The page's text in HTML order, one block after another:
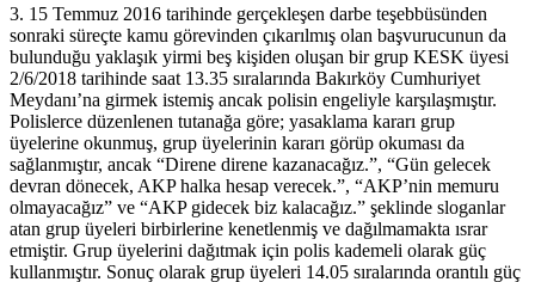
3. 15 Temmuz 2016 tarihinde gerçekleşen darbe teşebbüsünden
sonraki süreçte kamu görevinden çıkarılmış olan başvurucunun da
bulunduğu yaklaşık yirmi beş kişiden oluşan bir grup KESK üyesi
2/6/2018 tarihinde saat 13.35 sıralarında Bakırköy Cumhuriyet
Meydanı’na girmek istemiş ancak polisin engeliyle karşılaşmıştır.
Polislerce düzenlenen tutanağa göre; yasaklama kararı grup
üyelerine okunmuş, grup üyelerinin kararı görüp okuması da
sağlanmıştır, ancak “Direne direne kazanacağız.”, “Gün gelecek
devran dönecek, AKP halka hesap verecek.”, “AKP’nin memuru
olmayacağız” ve “AKP gidecek biz kalacağız.” şeklinde sloganlar
atan grup üyeleri birbirlerine kenetlenmiş ve dağılmamakta ısrar
etmiştir. Grup üyelerini dağıtmak için polis kademeli olarak güç
kullanmıştır. Sonuç olarak grup üyeleri 14.05 sıralarında orantılı güç